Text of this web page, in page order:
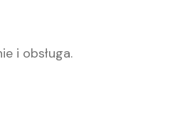
i obsługa.